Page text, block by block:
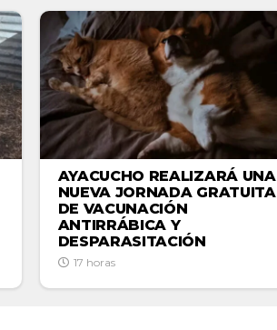
AYACUCHO REALIZARÁ UNA
NUEVA JORNADA GRATUITA
DE VACUNACIÓN
ANTIRRÁBICA Y
DESPARASITACIÓN
17 horas